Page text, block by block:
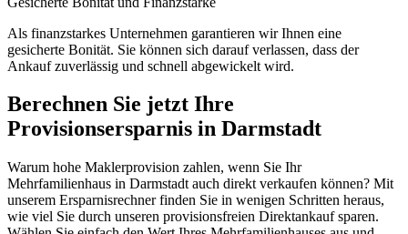
Als finanzstarkes Unternehmen garantieren wir Ihnen eine
gesicherte Bonität. Sie können sich darauf verlassen, dass der
Ankauf zuverlässig und schnell abgewickelt wird.
Berechnen Sie jetzt Ihre
Provisionsersparnis in Darmstadt
Warum hohe Maklerprovision zahlen, wenn Sie Ihr
Mehrfamilienhaus in Darmstadt auch direkt verkaufen können? Mit
unserem Ersparnisrechner finden Sie in wenigen Schritten heraus,
wie viel Sie durch unseren provisionsfreien Direktankauf sparen.